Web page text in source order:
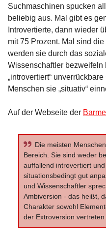
Suchmaschinen spucken
beliebig aus. Mal gibt es
Introvertierte, dann wieder
mit 75 Prozent. Mal sind
werden sie durch das
Wissenschaftler bezweifeln
„introvertiert“
Menschen sie „situativ“
Auf der Webseite der
Die meisten
Bereich. Sie sind weder
auffallend introvertiert
situationsbedingt gut
und Wissenschaftler
Ambiversion - das heißt,
Charakter sowohl
der Extroversion vertreten